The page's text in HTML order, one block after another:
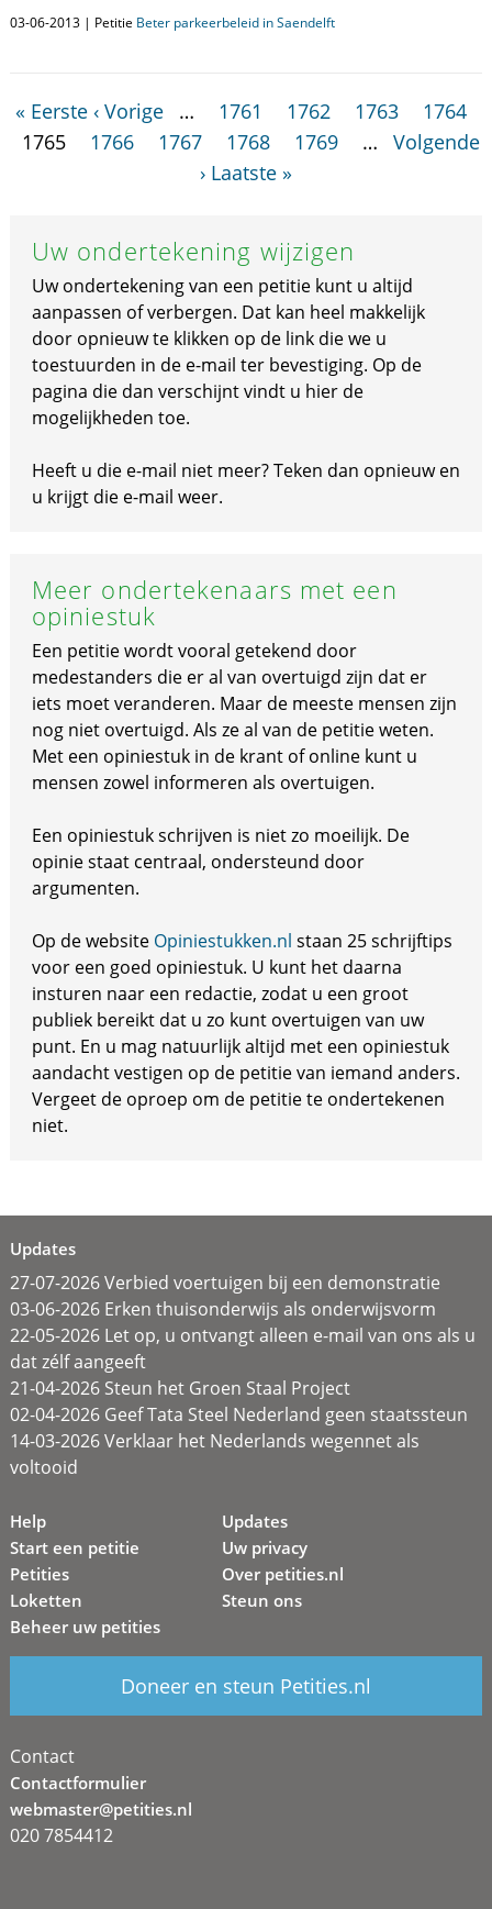
03-06-2013 | Petitie Beter parkeerbeleid in Saendelft
« Eerste ‹ Vorige … 1761 1762 1763
1764
1765
1766 1767 1768 1769 …
Volgende
› Laatste »
Uw ondertekening wijzigen
Uw ondertekening van een petitie kunt u altijd
aanpassen of verbergen. Dat kan heel makkelijk
door opnieuw te klikken op de link die we u
toestuurden in de e-mail ter bevestiging. Op de
pagina die dan verschijnt vindt u hier de
mogelijkheden toe.
Heeft u die e-mail niet meer? Teken dan opnieuw en
u krijgt die e-mail weer.
Meer ondertekenaars met een
opiniestuk
Een petitie wordt vooral getekend door
medestanders die er al van overtuigd zijn dat er
iets moet veranderen. Maar de meeste mensen zijn
nog niet overtuigd. Als ze al van de petitie weten.
Met een opiniestuk in de krant of online kunt u
mensen zowel informeren als overtuigen.
Een opiniestuk schrijven is niet zo moeilijk. De
opinie staat centraal, ondersteund door
argumenten.
Op de website Opiniestukken.nl staan 25 schrijftips
voor een goed opiniestuk. U kunt het daarna
insturen naar een redactie, zodat u een groot
publiek bereikt dat u zo kunt overtuigen van uw
punt. En u mag natuurlijk altijd met een opiniestuk
aandacht vestigen op de petitie van iemand anders.
Vergeet de oproep om de petitie te ondertekenen
niet.
Updates
27-07-2026 Verbied voertuigen bij een demonstratie
03-06-2026 Erken thuisonderwijs als onderwijsvorm
22-05-2026 Let op, u ontvangt alleen e-mail van ons als u
dat zélf aangeeft
21-04-2026 Steun het Groen Staal Project
02-04-2026 Geef Tata Steel Nederland geen staatssteun
14-03-2026 Verklaar het Nederlands wegennet als
voltooid
Help
Start een petitie
Petities
Loketten
Beheer uw petities
Updates
Uw privacy
Over petities.nl
Steun ons
Doneer en steun Petities.nl
Contact
Contactformulier
webmaster@petities.nl
020 7854412